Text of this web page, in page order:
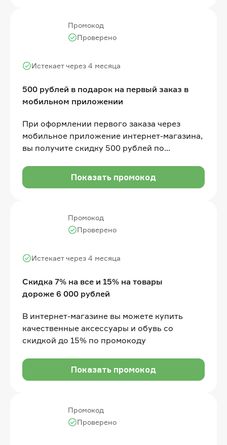
Промокод
500 рублей в подарок на первый заказ в
мобильном приложении
Истекает через 4 месяца
Проверено
При оформлении первого заказа через
мобильное приложение интернет-магазина,
вы получите скидку 500 рублей по
рублей
Показать промокод
Промокод
Скидка 7% на все и 15% на товары
дороже 6 000 рублей
Истекает через 4 месяца
Проверено
В интернет-магазине вы можете купить
качественные аксессуары и обувь со
скидкой до 15% по промокоду
Показать промокод
Промокод
Проверено